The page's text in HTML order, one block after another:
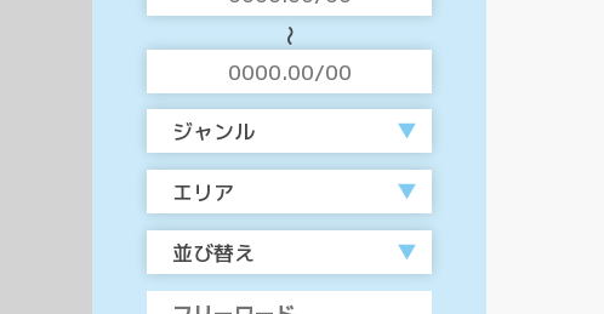
〜
ジャンル
エリア
並び替え